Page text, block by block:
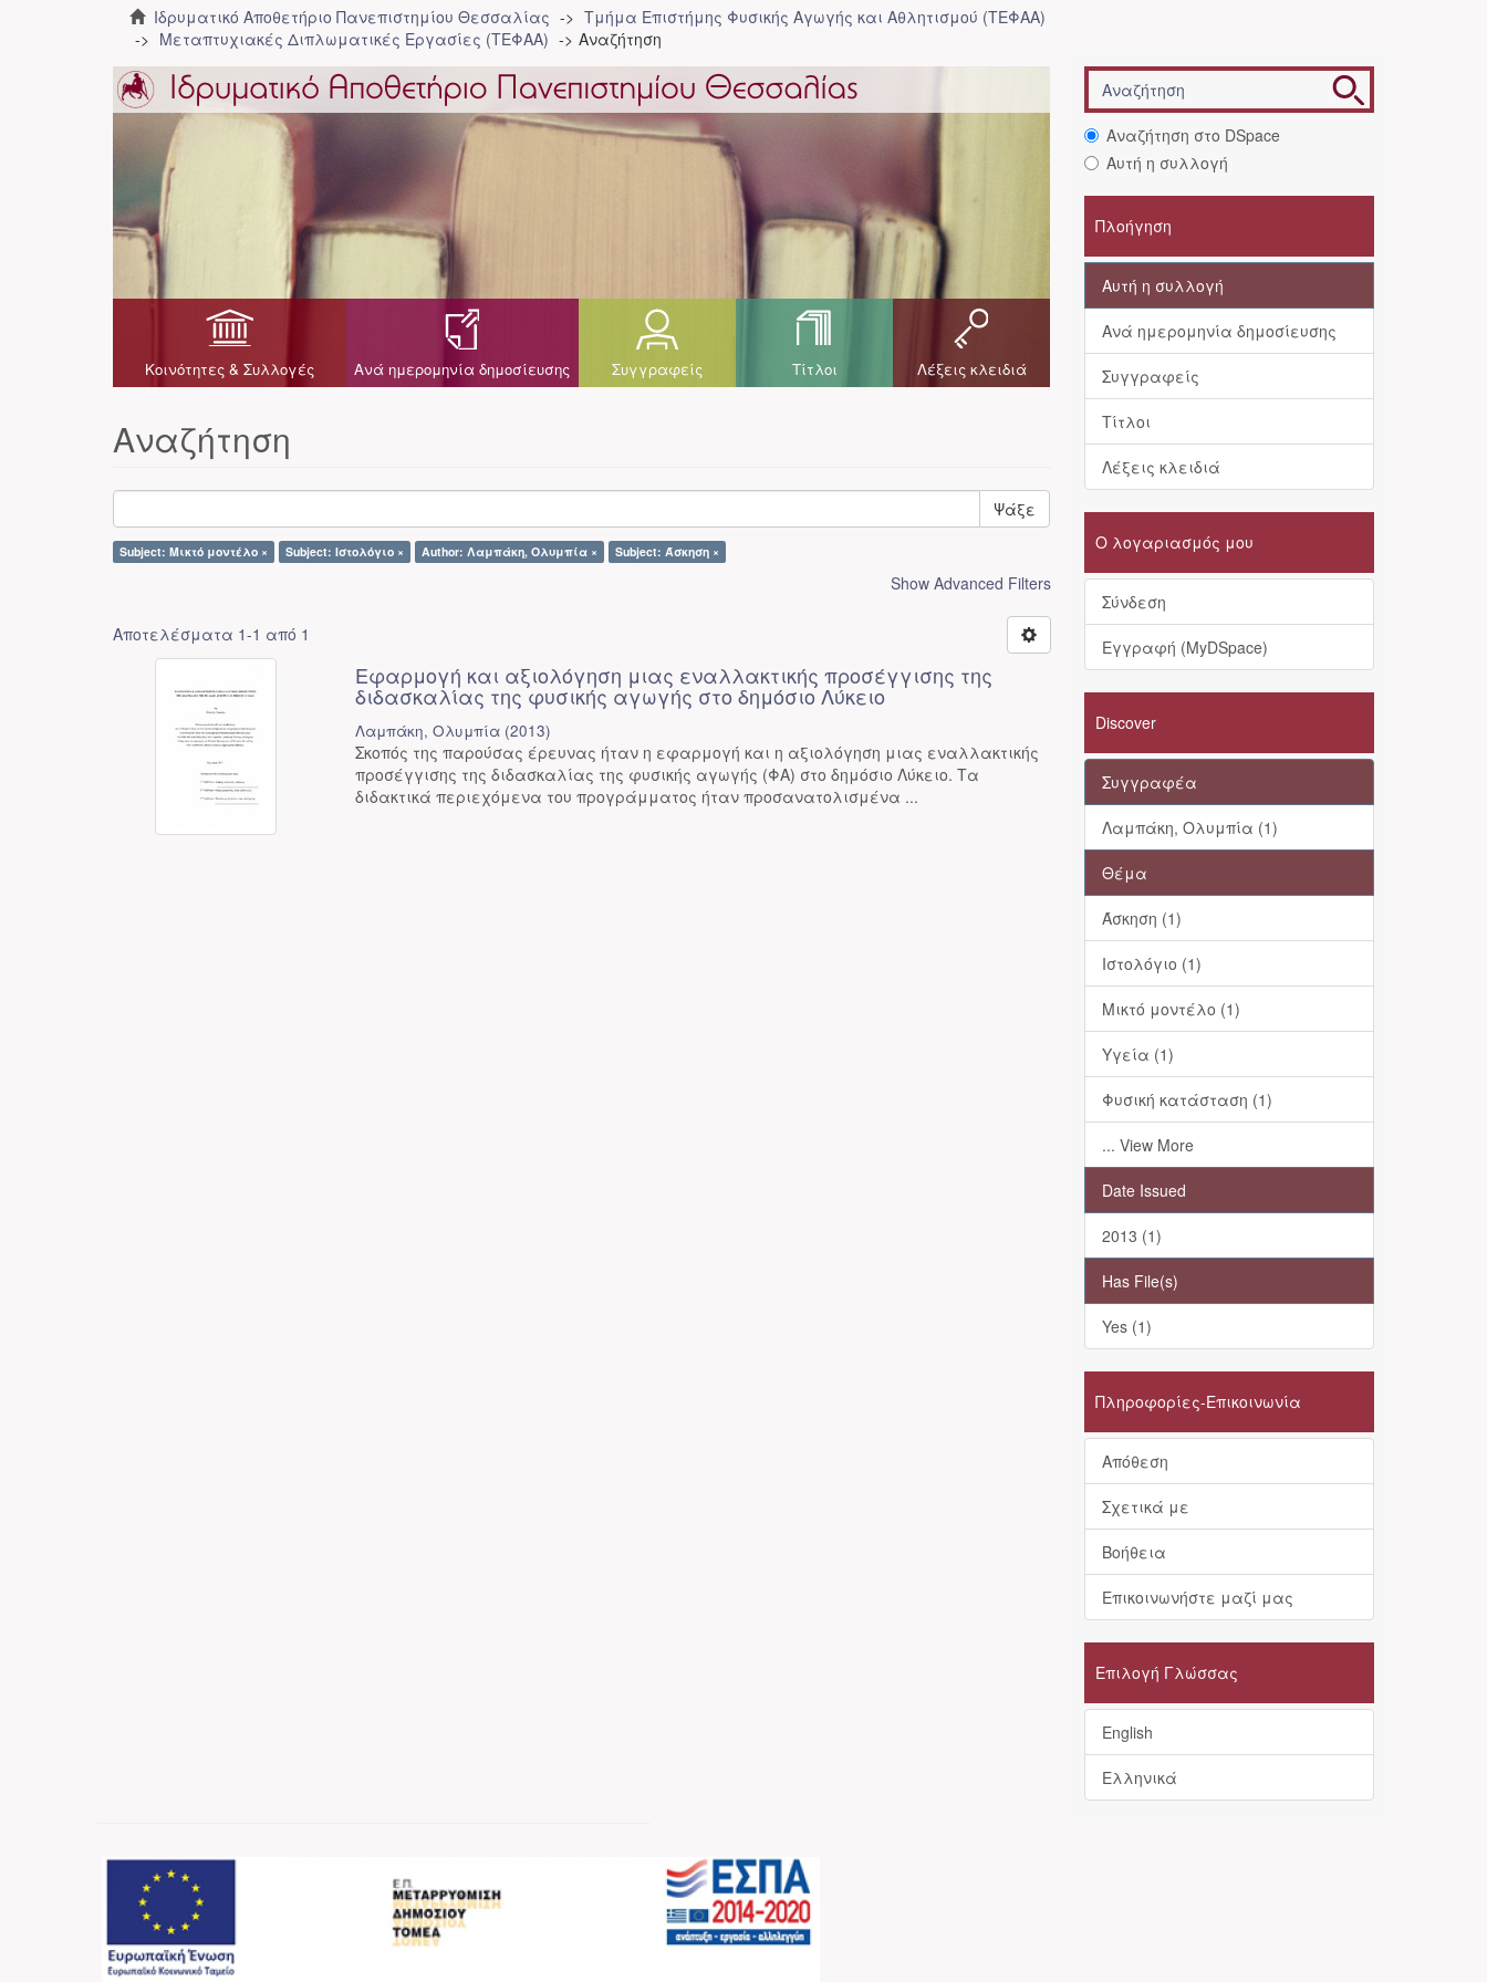
Ιδρυματικό Αποθετήριο Πανεπιστημίου Θεσσαλίας
Τμήμα Επιστήμης Φυσικής Αγωγής και Αθλητισμού (ΤΕΦΑΑ)
Μεταπτυχιακές Διπλωματικές Εργασίες (ΤΕΦΑΑ)
Αναζήτηση
Κοινότητες & Συλλογές Ανά ημερομηνία δημοσίευσης Συγγραφείς Τίτλοι Λέξεις κλειδιά
Αναζήτηση
Ψάξε
Subject: Μικτό μοντέλο × Subject: Ιστολόγιο × Author: Λαμπάκη, Ολυμπία × Subject: Άσκηση ×
Show Advanced Filters
Αποτελέσματα 1-1 από 1
Εφαρμογή και αξιολόγηση μιας εναλλακτικής προσέγγισης της
διδασκαλίας της φυσικής αγωγής στο δημόσιο Λύκειο
Λαμπάκη, Ολυμπία (2013)
Σκοπός της παρούσας έρευνας ήταν η εφαρμογή και η αξιολόγηση μιας εναλλακτικής
προσέγγισης της διδασκαλίας της φυσικής αγωγής (ΦΑ) στο δημόσιο Λύκειο. Τα
διδακτικά περιεχόμενα του προγράμματος ήταν προσανατολισμένα ...
Αναζήτηση στο DSpace
Αυτή η συλλογή
Πλοήγηση
Αυτή η συλλογή
Ανά ημερομηνία δημοσίευσης
Συγγραφείς
Τίτλοι
Λέξεις κλειδιά
Ο λογαριασμός μου
Σύνδεση
Εγγραφή (MyDSpace)
Discover
Συγγραφέα
Λαμπάκη, Ολυμπία (1)
Θέμα
Άσκηση (1)
Ιστολόγιο (1)
Μικτό μοντέλο (1)
Υγεία (1)
Φυσική κατάσταση (1)
... View More
Date Issued
2013 (1)
Has File(s)
Yes (1)
Πληροφορίες-Επικοινωνία
Απόθεση
Σχετικά με
Βοήθεια
Επικοινωνήστε μαζί μας
Επιλογή Γλώσσας
English
Ελληνικά